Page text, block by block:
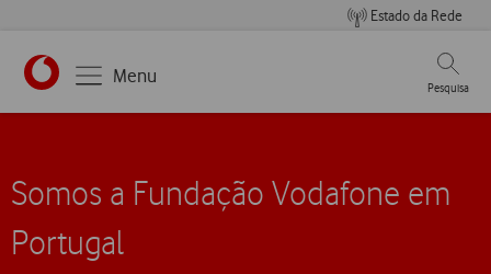
Estado da Rede
Menu
Pesquisa
Somos a Fundação Vodafone em
Portugal